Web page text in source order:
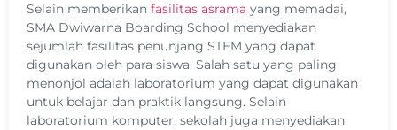
Selain memberikan fasilitas asrama yang memadai,
SMA Dwiwarna Boarding School menyediakan
sejumlah fasilitas penunjang STEM yang dapat
digunakan oleh para siswa. Salah satu yang paling
menonjol adalah laboratorium yang dapat digunakan
untuk belajar dan praktik langsung. Selain
laboratorium komputer, sekolah juga menyediakan